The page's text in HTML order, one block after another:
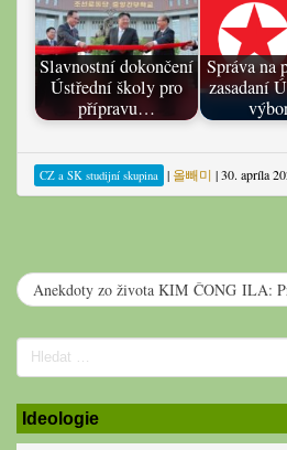
Slavnostní dokončení
Ústřední školy pro
přípravu…
Správa na
zasadaní
CZ a SK studijní skupina | 올빼미 |30. apríla
Anekdoty zo života KIM ČONG ILA:
Search
for:
Ideologie